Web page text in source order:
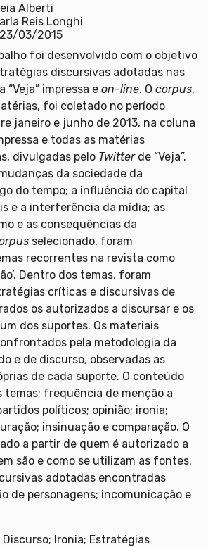
Alberti
Reis Longhi
23/03/2015
foi desenvolvido com o objetivo
discursivas adotadas nas
impressa e on-line. O corpus,
foi coletado no período
janeiro e junho de 2013, na coluna
e todas as matérias
divulgadas pelo Twitterde “Veja”.
da sociedade da
do tempo; a influência do capital
e a interferência da mídia; as
e as consequências da
selecionado, foram
recorrentes na revista como
Dentro dos temas, foram
críticas e discursivas de
os autorizados a discursar e os
dos suportes. Os materiais
pela metodologia da
e de discurso, observadas as
de cada suporte. O conteúdo
temas; frequência de menção a
políticos; opinião; ironia;
insinuação e comparação. O
a partir de quem é autorizado a
são e como se utilizam as fontes.
adotadas encontradas
de personagens; incomunicação e
Discurso; Ironia; Estratégias